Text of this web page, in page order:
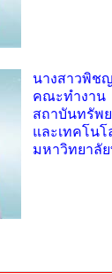
นางสาวพิช
คณะทำงาน
สถาบันทรัพ
และเทคโน
มหาวิทยาลั